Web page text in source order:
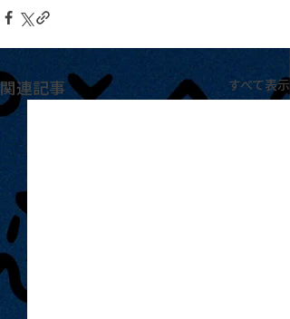
関連記事 すべて表示